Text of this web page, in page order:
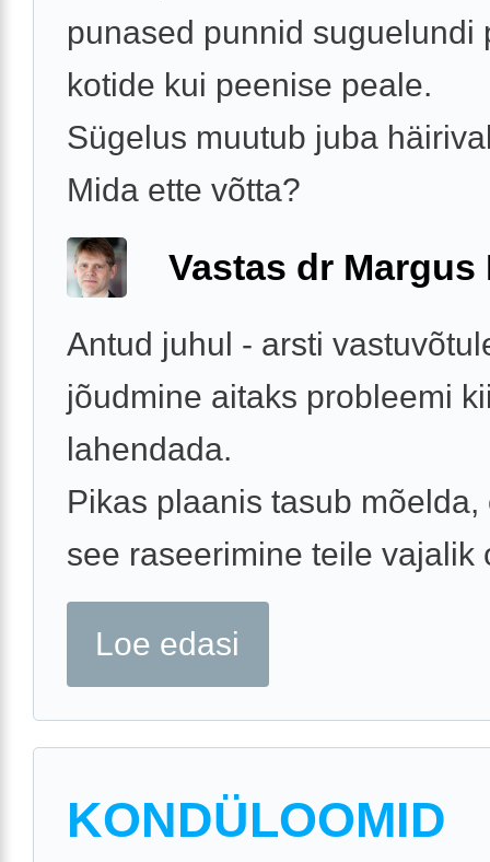
punased punnid suguelundi
kotide kui peenise peale.
Sügelus muutub juba
Mida ette võtta?
Vastas dr Margus
Antud juhul - arsti
jõudmine aitaks probleemi
lahendada.
Pikas plaanis tasub mõelda,
see raseerimine teile vajalik
Loe edasi
KONDÜLOOMID